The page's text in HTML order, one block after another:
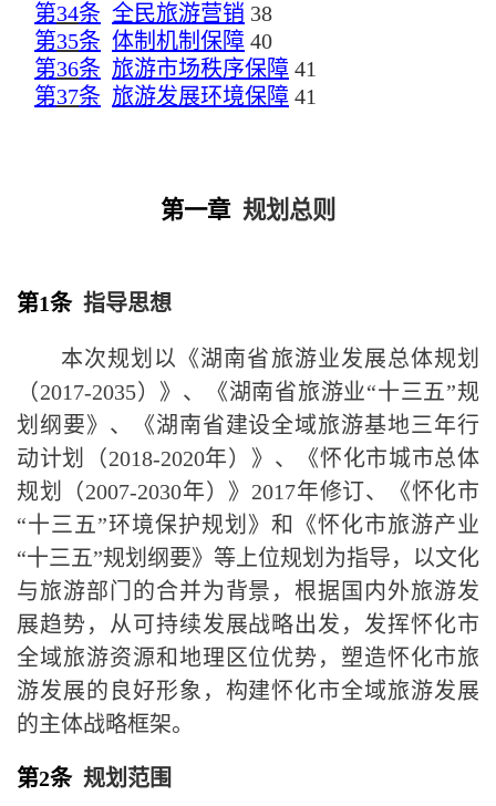
第34条 全民旅游营销 38
第35条 体制机制保障 40
第36条 旅游市场秩序保障 41
第37条 旅游发展环境保障 41
第一章 规划总则
第1条 指导思想
本次规划以《湖南省旅游业发展总体规划
（2017-2035）》、《湖南省旅游业“十三五”规
划纲要》、《湖南省建设全域旅游基地三年行
动计划（2018-2020年）》、《怀化市城市总体
规划（2007-2030年）》 2017年修订、《怀化市
“十三五”环境保护规划》和《怀化市旅游产业
“十三五”规划纲要》等上位规划为指导， 以文化
与旅游部门的合并为背景，根据国内外旅游发
展趋势，从可持续发展战略出发，发挥怀化市
全域旅游资源和地理区位优势，塑造怀化市旅
游发展的良好形象，构建怀化市全域旅游发展
的主体战略框架。
第2条 规划范围